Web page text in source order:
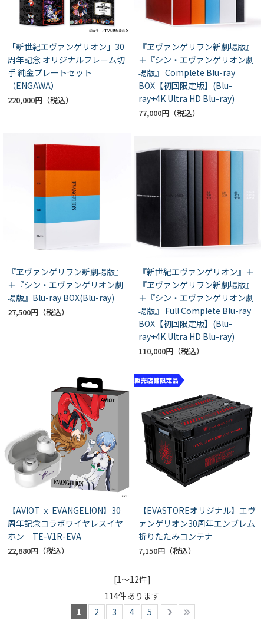
「新世紀エヴァンゲリオン」30
周年記念 オリジナルフレーム切
手 純金プレートセット
（ENGAWA）
220,000円
『ヱヴァンゲリヲン新劇場版』
＋『シン・エヴァンゲリオン劇
場版』 Complete Blu-ray
BOX【初回限定版】(Blu-
ray+4K Ultra HD Blu-ray)
77,000円
『ヱヴァンゲリヲン新劇場版』
＋『シン・エヴァンゲリオン劇
場版』Blu-ray BOX(Blu-ray)
27,500円
『新世紀エヴァンゲリオン』＋
『ヱヴァンゲリヲン新劇場版』
＋『シン・エヴァンゲリオン劇
場版』 Full Complete Blu-ray
BOX【初回限定版】(Blu-
ray+4K Ultra HD Blu-ray)
110,000円
【AVIOT ｘ EVANGELION】30
周年記念コラボワイヤレスイヤ
ホン TE-V1R-EVA
22,880円
【EVASTOREオリジナル】エヴ
ァンゲリオン30周年エンブレム
折りたたみコンテナ
7,150円
[1～12件]
114件あります
1
2 3 4 5